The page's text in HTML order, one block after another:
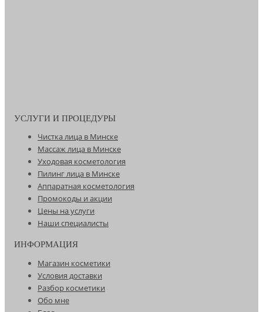
УСЛУГИ И ПРОЦЕДУРЫ
Чистка лица в Минске
Массаж лица в Минске
Уходовая косметология
Пилинг лица в Минске
Аппаратная косметология
Промокоды и акции
Цены на услуги
Наши специалисты
ИНФОРМАЦИЯ
Магазин косметики
Условия доставки
Разбор косметики
Обо мне